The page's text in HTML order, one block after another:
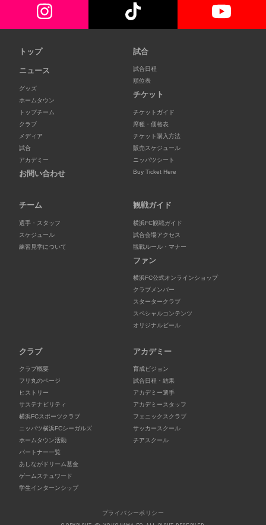
トップ
ニュース
グッズ
ホームタウン
トップチーム
クラブ
メディア
試合
アカデミー
お問い合わせ
試合
試合日程
順位表
チケット
チケットガイド
席種・価格表
チケット購入方法
販売スケジュール
ニッパツシート
Buy Ticket Here
チーム
選手・スタッフ
スケジュール
練習見学について
観戦ガイド
横浜FC観戦ガイド
試合会場アクセス
観戦ルール・マナー
ファン
横浜FC公式オンラインショップ
クラブメンバー
スタータークラブ
スペシャルコンテンツ
オリジナルビール
クラブ
クラブ概要
フリ丸のページ
ヒストリー
サステナビリティ
横浜FCスポーツクラブ
ニッパツ横浜FCシーガルズ
ホームタウン活動
パートナー一覧
あしながドリーム基金
ゲームスチュワード
学生インターンシップ
アカデミー
育成ビジョン
試合日程・結果
アカデミー選手
アカデミースタッフ
フェニックスクラブ
サッカースクール
チアスクール
プライバシーポリシー